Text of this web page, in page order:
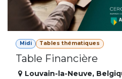
Midi Tables thématiques
Table Financière
Louvain-la-Neuve,